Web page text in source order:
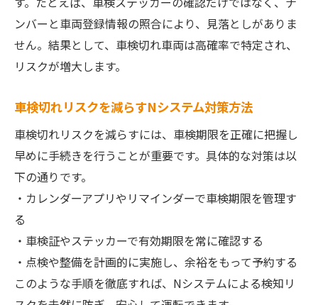
ンバーと車両登録情報の照合により、見落としがありま
せん。結果として、車検切れ車両は高確率で特定され、
リスクが増大します。
車検切れリスクを減らすNシステム対策方法
車検切れリスクを減らすには、車検期限を正確に把握し
早めに手続きを行うことが重要です。具体的な対策は以
下の通りです。
・カレンダーアプリやリマインダーで車検期限を管理す
る
・車検証やステッカーで有効期限を常に確認する
・点検や整備を計画的に実施し、余裕をもって予約する
このような手順を徹底すれば、Nシステムによる検知リ